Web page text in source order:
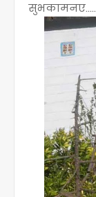
सुभकामनए.....